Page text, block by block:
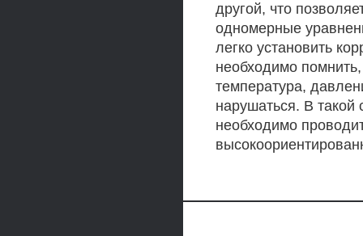
другой, что
одномерные
легко установить
необходимо
температура,
нарушаться. В
необходимо